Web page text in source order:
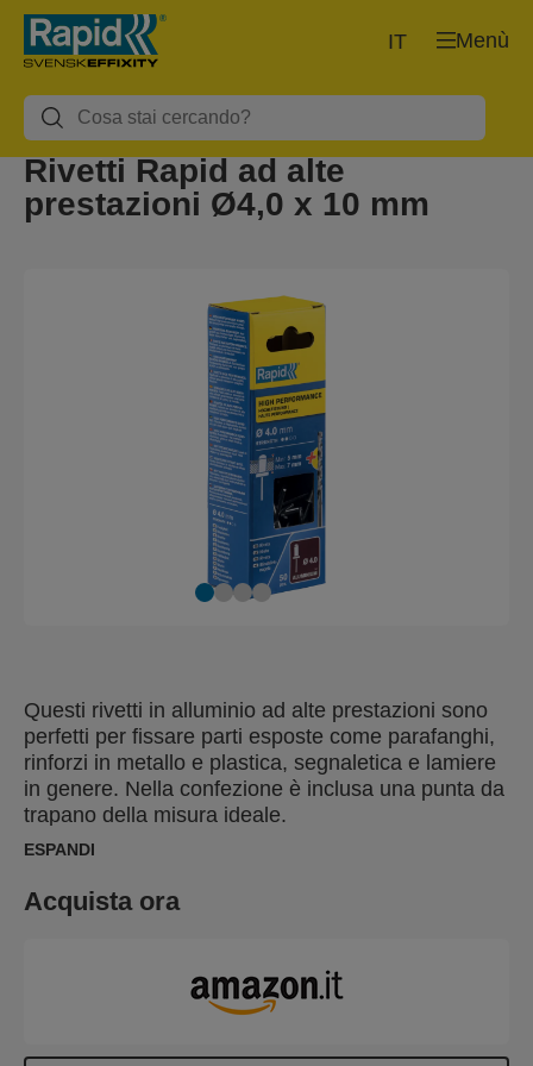
Menù
IT
Rivetti Rapid ad alte
prestazioni Ø4,0 x 10 mm
Questi rivetti in alluminio ad alte prestazioni sono
perfetti per fissare parti esposte come parafanghi,
rinforzi in metallo e plastica, segnaletica e lamiere
in genere. Nella confezione è inclusa una punta da
trapano della misura ideale.
ESPANDI
Acquista ora